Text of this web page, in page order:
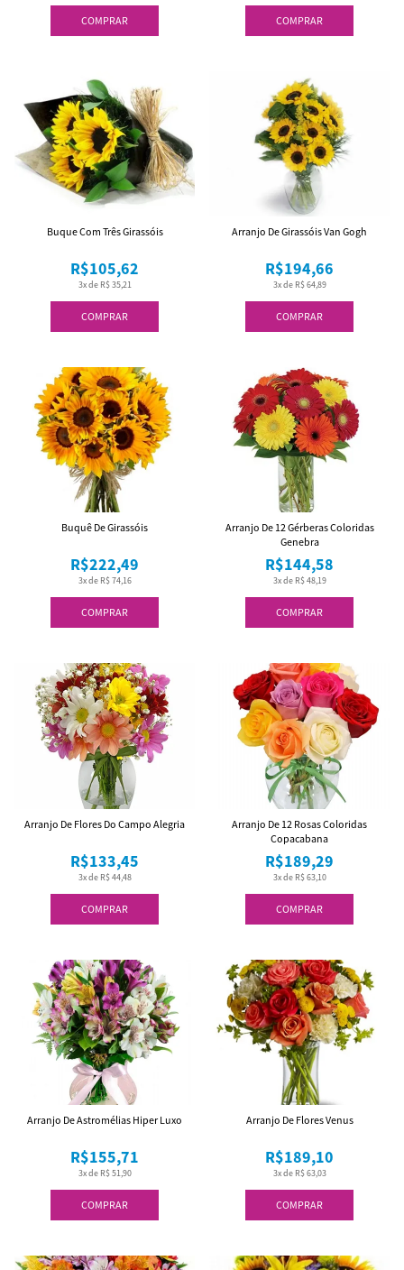
COMPRAR COMPRAR
COMPRAR
3x de R$ 35,21
R$105,62
Buque Com Três Girassóis
COMPRAR
3x de R$ 64,89
R$194,66
Arranjo De Girassóis Van Gogh
COMPRAR
3x de R$ 74,16
R$222,49
Buquê De Girassóis
COMPRAR
3x de R$ 48,19
R$144,58
Arranjo De 12 Gérberas Coloridas
Genebra
COMPRAR
3x de R$ 44,48
R$133,45
Arranjo De Flores Do Campo Alegria
COMPRAR
3x de R$ 63,10
R$189,29
Arranjo De 12 Rosas Coloridas
Copacabana
COMPRAR
3x de R$ 51,90
R$155,71
Arranjo De Astromélias Hiper Luxo
COMPRAR
3x de R$ 63,03
R$189,10
Arranjo De Flores Venus